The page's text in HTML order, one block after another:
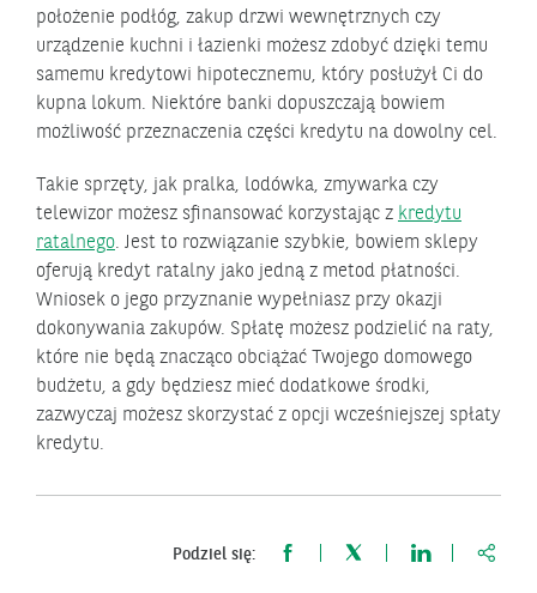
położenie podłóg, zakup drzwi wewnętrznych czy
urządzenie kuchni i łazienki możesz zdobyć dzięki temu
samemu kredytowi hipotecznemu, który posłużył Ci do
kupna lokum. Niektóre banki dopuszczają bowiem
możliwość przeznaczenia części kredytu na dowolny cel.
Takie sprzęty, jak pralka, lodówka, zmywarka czy
telewizor możesz sfinansować korzystając z kredytu
ratalnego. Jest to rozwiązanie szybkie, bowiem sklepy
oferują kredyt ratalny jako jedną z metod płatności.
Wniosek o jego przyznanie wypełniasz przy okazji
dokonywania zakupów. Spłatę możesz podzielić na raty,
które nie będą znacząco obciążać Twojego domowego
budżetu, a gdy będziesz mieć dodatkowe środki,
zazwyczaj możesz skorzystać z opcji wcześniejszej spłaty
kredytu.
Podziel się: